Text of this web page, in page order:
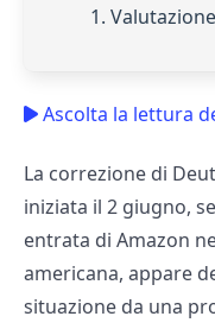
1.
Ascolta la lettura
La correzione di
iniziata il 2 giugno,
entrata di Amazon
americana, appare
situazione da una